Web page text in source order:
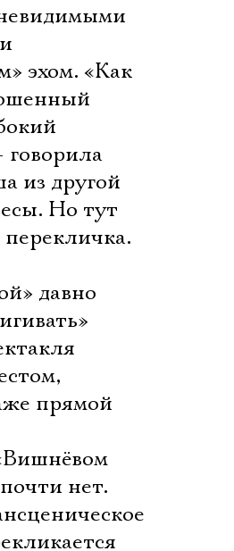
эхом. «Как
из другой
Но тут
давно
прямой
нет.